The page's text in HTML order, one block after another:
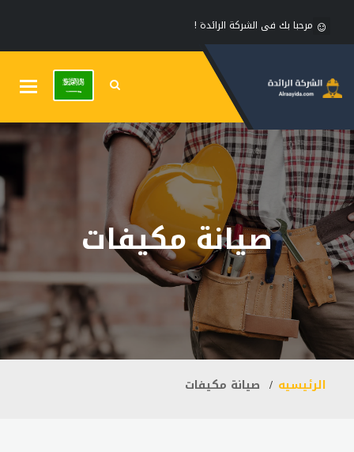
مرحبا بك فى الشركة الرائدة !
صيانة مكيفات
الرئيسيه صيانة مكيفات